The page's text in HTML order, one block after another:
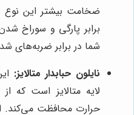
ضخامت بیشتر این نوع
برابر پارگی و سوراخ
شما در برابر ضربه‌های
نایلون حبابدار متالایز:
لایه متالایز است که
حرارت محافظت می‌کند.